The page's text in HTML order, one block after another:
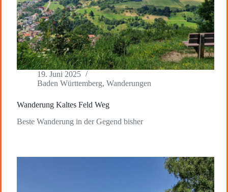
19. Juni 2025
Baden Württemberg, Wanderungen
Wanderung Kaltes Feld Weg
Beste Wanderung in der Gegend bisher